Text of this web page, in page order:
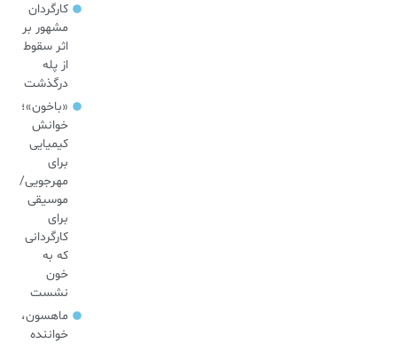
کارگردان
مشهور بر
اثر سقوط
از پله
درگذشت
«باخون»‌؛
خوانش
کیمیایی
برای
مهرجویی/
موسیقی
برای
کارگردانی
که به
خون
نشست
ماهسون،
خواننده